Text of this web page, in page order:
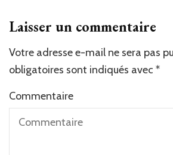
Laisser un commentaire
Votre adresse e-mail ne sera pas
obligatoires sont indiqués avec *
Commentaire